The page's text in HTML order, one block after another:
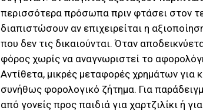
περισσότερα πρόσωπα πριν φτάσει στον
διαπιστώσουν αν επιχειρείται η
που δεν τις δικαιούνται. Όταν
φόρος χωρίς να αναγνωριστεί το
Αντίθετα, μικρές μεταφορές χρημάτων για
συνήθως φορολογικό ζήτημα. Για
από γονείς προς παιδιά για χαρτζιλίκι ή